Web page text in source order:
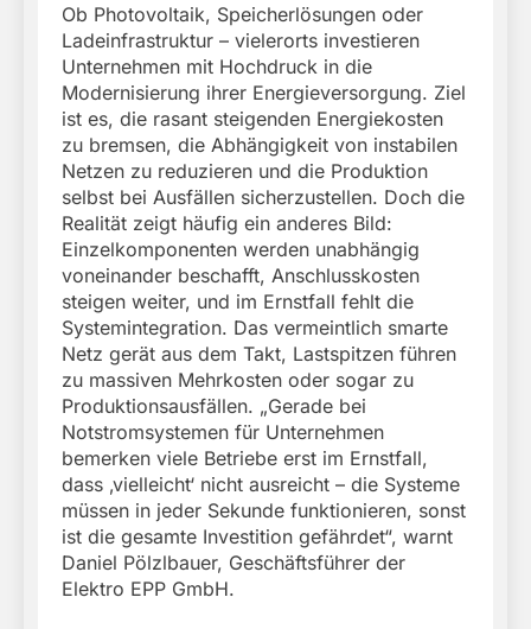
Ob Photovoltaik, Speicherlösungen oder
Ladeinfrastruktur – vielerorts investieren
Unternehmen mit Hochdruck in die
Modernisierung ihrer Energieversorgung. Ziel
ist es, die rasant steigenden Energiekosten
zu bremsen, die Abhängigkeit von instabilen
Netzen zu reduzieren und die Produktion
selbst bei Ausfällen sicherzustellen. Doch die
Realität zeigt häufig ein anderes Bild:
Einzelkomponenten werden unabhängig
voneinander beschafft, Anschlusskosten
steigen weiter, und im Ernstfall fehlt die
Systemintegration. Das vermeintlich smarte
Netz gerät aus dem Takt, Lastspitzen führen
zu massiven Mehrkosten oder sogar zu
Produktionsausfällen. „Gerade bei
Notstromsystemen für Unternehmen
bemerken viele Betriebe erst im Ernstfall,
dass ‚vielleicht‘ nicht ausreicht – die Systeme
müssen in jeder Sekunde funktionieren, sonst
ist die gesamte Investition gefährdet“, warnt
Daniel Pölzlbauer, Geschäftsführer der
Elektro EPP GmbH.